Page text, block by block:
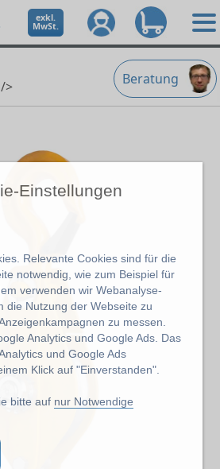
Einstellungen
Relevante Cookies sind für die
notwendig, wie zum Beispiel für
verwenden wir Webanalyse-
die Nutzung der Webseite zu
zu messen.
Analytics und Google Ads. Das
und Google Ads
Klick auf "Einverstanden".
bitte auf nur Notwendige
exkl.
MwSt.
Beratung
>